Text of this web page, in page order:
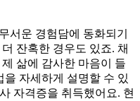
서운 경험담에 동화되기
잔혹한 경우도 있죠. 채
삶에 감사한 마음이 들
자세하게 설명할 수 있
자격증을 취득했어요. 현